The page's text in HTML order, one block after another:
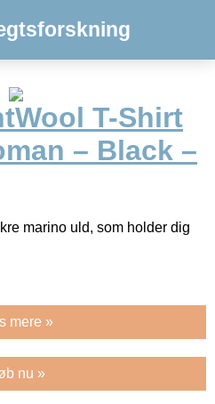
T-Shirt
– Black –
marino uld, som holder dig
mere »
nu »